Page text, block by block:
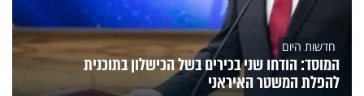
חדשות היום
המוסד: הודחו שני בכירים בשל הכישלון בתוכנית
להפלת המשטר האיראני